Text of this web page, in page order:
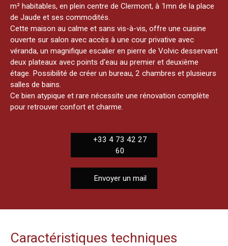
m² habitables, en plein centre de Clermont, à 1mn de la place
de Jaude et ses commodités.
Cette maison au calme et sans vis-à-vis, offre une cuisine
ouverte sur salon avec accès à une cour privative avec
véranda, un magnifique escalier en pierre de Volvic desservant
deux plateaux avec points d'eau au premier et deuxième
étage. Possibilité de créer un bureau, 2 chambres et plusieurs
salles de bains.
Ce bien atypique et rare nécessite une rénovation complète
pour retrouver confort et charme.
+33 4 73 42 27
60
Envoyer un mail
Caractéristiques techniques